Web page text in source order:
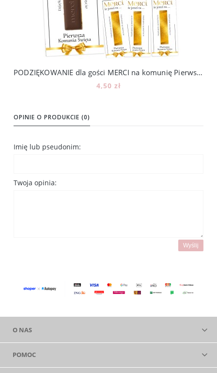
PODZIĘKOWANIE dla gości MERCI na komunię Pierwsza Komunia Święta - 6 sztuk, 600_8
4,50 zł
OPINIE O PRODUKCIE (0)
Imię lub pseudonim:
Twoja opinia:
Wyślij
O NAS
POMOC